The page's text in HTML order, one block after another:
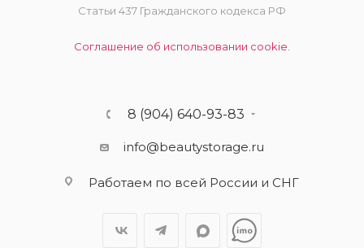
Статьи 437 Гражданского кодекса РФ
Соглашение об использовании cookie.
8 (904) 640-93-83
info@beautystorage.ru
Работаем по всей России и СНГ